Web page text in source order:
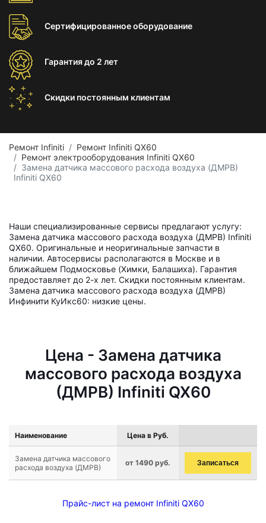
Сертифицированноеоборудование
Гарантиядо 2 лет
Скидки постоянным клиентам
Ремонт Infiniti
Ремонт Infiniti QX60
Ремонт электрооборудования Infiniti QX60
Замена датчика массового расхода воздуха (ДМРВ)
Infiniti QX60
Наши специализированные сервисы предлагают услугу:
Замена датчика массового расхода воздуха (ДМРВ) Infiniti
QX60. Оригинальные и неоригинальные запчасти в
наличии. Автосервисы располагаются в Москве и в
ближайшем Подмосковье (Химки, Балашиха). Гарантия
предоставляет до 2-х лет. Скидки постоянным клиентам.
Замена датчика массового расхода воздуха (ДМРВ)
Инфинити КуИкс60: низкие цены.
Цена - Замена датчика
массового расхода воздуха
(ДМРВ) Infiniti QX60
Наименование Цена в Руб.
Замена датчика массового
расхода воздуха (ДМРВ)
от 1490 руб. Записаться
Прайс-лист на ремонт Infiniti QX60